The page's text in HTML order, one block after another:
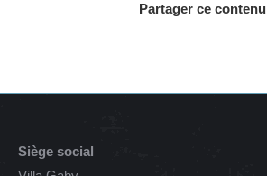
Partager ce contenu
Siège social